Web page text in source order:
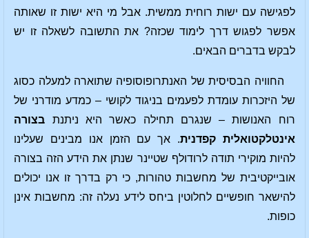
לפגישה עם ישות רוחית ממשית. אבל מי היא ישות זו שאותה
אפשר לפגוש דרך לימוד שכזה? את התשובה לשאלה זו יש
לבקש בדברים הבאים.
החוויה הבסיסית של האנתרופוסופיה שתוארה למעלה כסוג
של היזכרות עומדת לפעמים בניגוד לקושי – כמדע מודרני של
רוח האנושות – שנגרם תחילה כאשר היא ניתנת בצורה
אינטלקטואלית קפדנית. אך עם הזמן אנו מבינים שעלינו
להיות מוקירי תודה לרודולף שטיינר שנתן את הידע הזה בצורה
אובייקטיבית של מחשבות טהורות, כי רק בדרך זו אנו יכולים
להישאר חופשיים לחלוטין ביחס לידע נעלה זה: מחשבות אינן
כופות.